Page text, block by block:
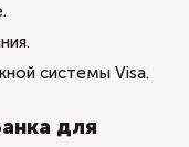
системы Visa.
для